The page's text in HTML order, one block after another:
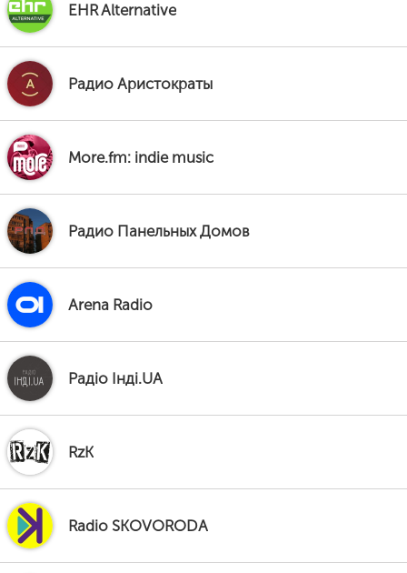
EHR Alternative
Радио Аристократы
More.fm: indie music
Радио Панельных Домов
Arena Radio
Радіо Інді.UA
RzK
Radio SKOVORODA